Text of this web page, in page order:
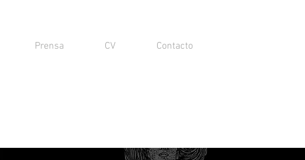
Prensa CV Contacto